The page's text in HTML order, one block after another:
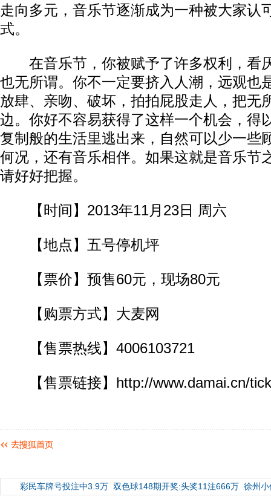
走向多元，音乐节逐渐成为一种被大家认
式。
在音乐节，你被赋予了许多权利，看
也无所谓。你不一定要挤入人潮，远观也
放肆、亲吻、破坏，拍拍屁股走人，把无
边。你好不容易获得了这样一个机会，得
复制般的生活里逃出来，自然可以少一些
何况，还有音乐相伴。如果这就是音乐节
请好好把握。
【时间】2013年11月23日 周六
【地点】五号停机坪
【票价】预售60元，现场80元
【购票方式】大麦网
【售票热线】4006103721
【售票链接】http://www.damai.cn/
彩民车牌号投注中3.9万 双色球148期开奖:头奖11注666万 徐州